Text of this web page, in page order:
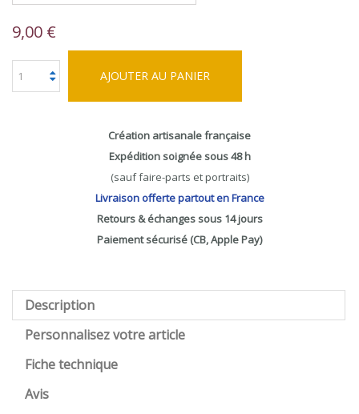
9,00 €
AJOUTER AU PANIER
Création artisanale française
Expédition soignée sous 48 h
(sauf faire-parts et portraits)
Livraison offerte partout en France
Retours & échanges sous 14 jours
Paiement sécurisé (CB, Apple Pay)
Description
Personnalisez votre article
Fiche technique
Avis